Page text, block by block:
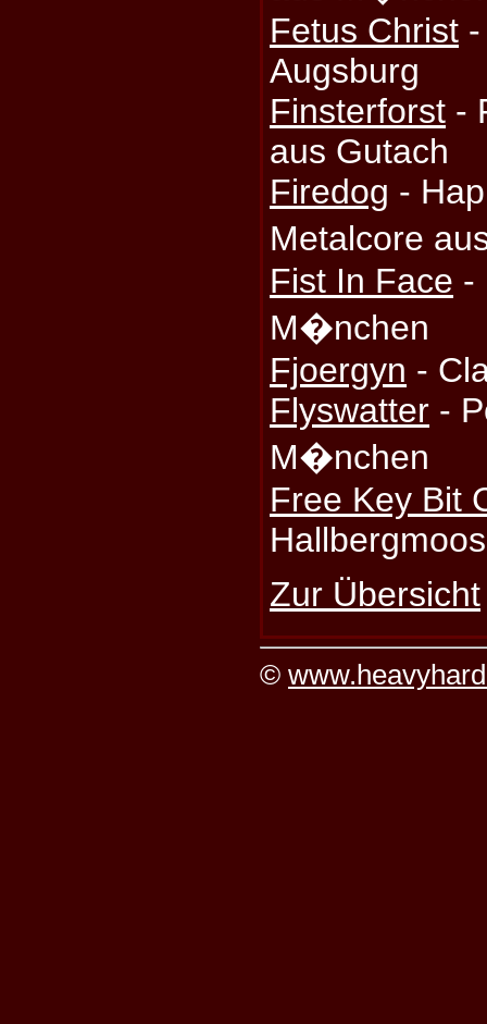
Fetus Christ
Augsburg
Finsterforst -
aus Gutach
Firedog -
Metalcore
Fist In Face -
M�nchen
Fjoergyn -
Flyswatter -
M�nchen
Free Key Bit
Hallbergmoos
Zur Übersicht
©